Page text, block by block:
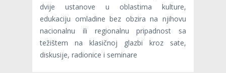
dvije ustanove u oblastima kulture,
edukaciju omladine bez obzira na njihovu
nacionalnu ili regionalnu pripadnost sa
težištem na klasičnoj glazbi kroz sate,
diskusije, radionice i seminare